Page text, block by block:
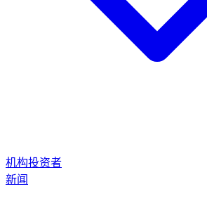
机构投资者
新闻